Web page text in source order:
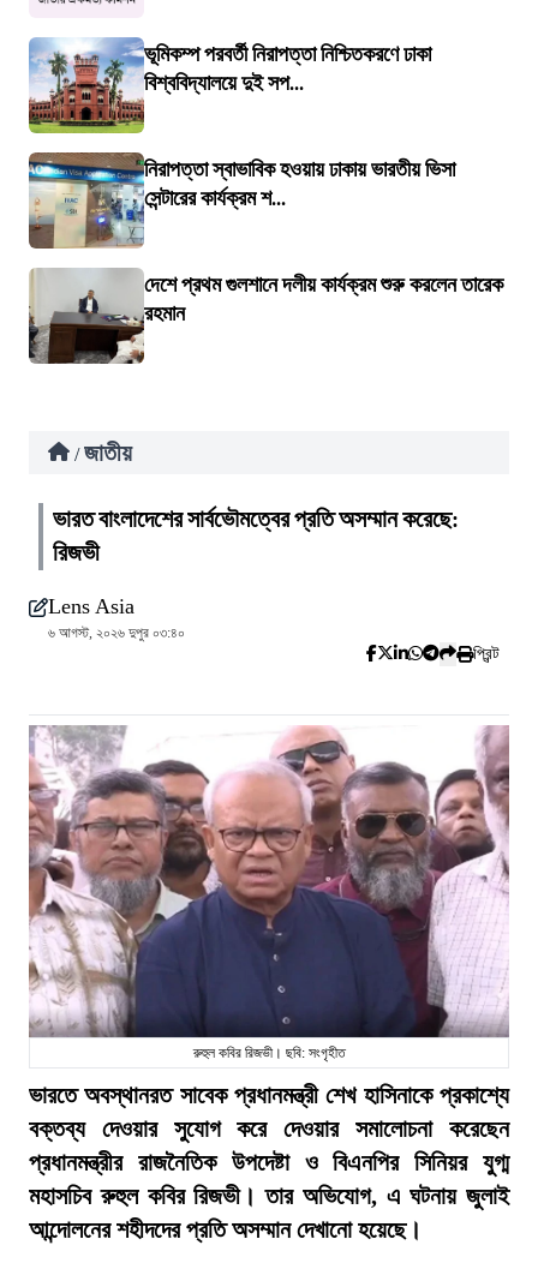
ভূমিকম্প পরবর্তী নিরাপত্তা নিশ্চিতকরণে ঢাকা
বিশ্ববিদ্যালয়ে দুই সপ...
নিরাপত্তা স্বাভাবিক হওয়ায় ঢাকায় ভারতীয় ভিসা
সেন্টারের কার্যক্রম শ...
দেশে প্রথম গুলশানে দলীয় কার্যক্রম শুরু করলেন তারেক
রহমান
/ জাতীয়
ভারত বাংলাদেশের সার্বভৌমত্বের প্রতি অসম্মান করেছে:
রিজভী
Lens Asia
৬ আগস্ট, ২০২৬ দুপুর ০৩:৪০
প্রিন্ট
রুহুল কবির রিজভী। ছবি: সংগৃহীত
ভারতে অবস্থানরত সাবেক প্রধানমন্ত্রী শেখ হাসিনাকে প্রকাশ্যে
বক্তব্য দেওয়ার সুযোগ করে দেওয়ার সমালোচনা করেছেন
প্রধানমন্ত্রীর রাজনৈতিক উপদেষ্টা ও বিএনপির সিনিয়র যুগ্ম
মহাসচিব রুহুল কবির রিজভী। তার অভিযোগ, এ ঘটনায় জুলাই
আন্দোলনের শহীদদের প্রতি অসম্মান দেখানো হয়েছে।